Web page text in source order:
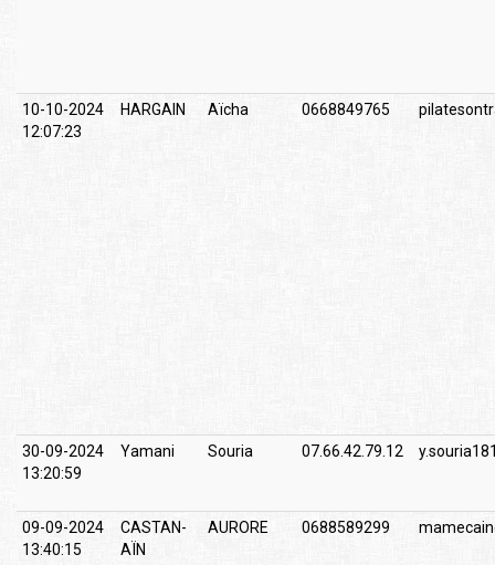
10-10-2024
12:07:23
HARGAIN Aïcha 0668849765
30-09-2024
13:20:59
Yamani Souria 07.66.42.79.12
09-09-2024
13:40:15
CASTAN-
AÏN
AURORE 0688589299